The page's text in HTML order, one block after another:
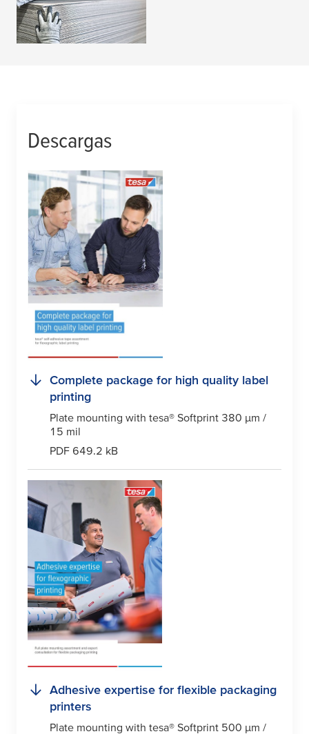
LEER MÁS
Descargas
Complete package for high quality label
printing
Plate mounting with tesa® Softprint 380 µm /
15 mil
PDF 649.2 kB
Adhesive expertise for flexible packaging
printers
Plate mounting with tesa® Softprint 500 µm /